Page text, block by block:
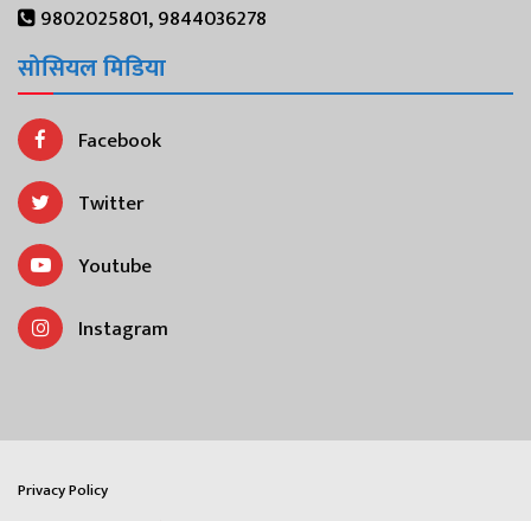
9802025801, 9844036278
सोसियल मिडिया
Facebook
Twitter
Youtube
Instagram
Privacy Policy